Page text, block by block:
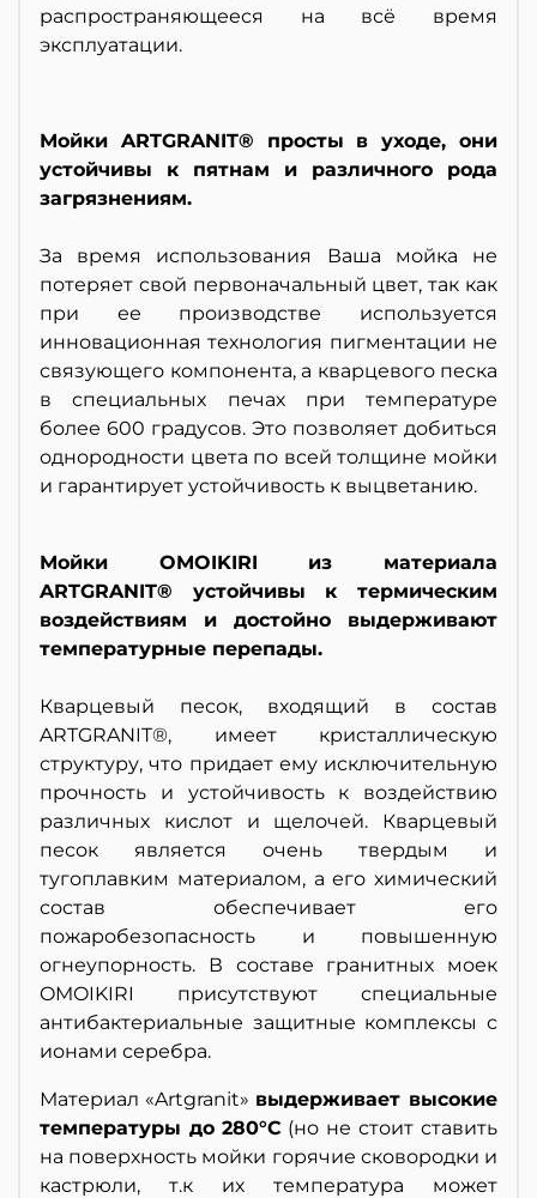
распространяющееся на всё время
эксплуатации.
Мойки ARTGRANIT® просты в уходе, они
устойчивы к пятнам и различного рода
загрязнениям.
За время использования Ваша мойка не
потеряет свой первоначальный цвет, так как
при ее производстве используется
инновационная технология пигментации не
связующего компонента, а кварцевого песка
в специальных печах при температуре
более 600 градусов. Это позволяет добиться
однородности цвета по всей толщине мойки
и гарантирует устойчивость к выцветанию.
Мойки OMOIKIRI из материала
ARTGRANIT® устойчивы к термическим
воздействиям и достойно выдерживают
температурные перепады.
Кварцевый песок, входящий в состав
ARTGRANIT®, имеет кристаллическую
структуру, что придает ему исключительную
прочность и устойчивость к воздействию
различных кислот и щелочей. Кварцевый
песок является очень твердым и
тугоплавким материалом, а его химический
состав обеспечивает его
пожаробезопасность и повышенную
огнеупорность. В составе гранитных моек
OMOIKIRI присутствуют специальные
антибактериальные защитные комплексы с
ионами серебра.
Материал «Artgranit» выдерживает высокие
температуры до 280°С (но не стоит ставить
на поверхность мойки горячие сковородки и
кастрюли, т.к их температура может